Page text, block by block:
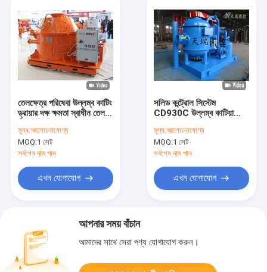
তেলক্ষেত্র পরিষেবা উল্লম্ব কাটিং
ড্রায়ার দক্ষ ক্ষমতা স্বাধীন তেল
মূল্য:আলোচনাযোগ্য
MOQ:1 সেট
সর্বশেষ দাম পান
এখন যোগাযোগ
সলিড কন্ট্রোল সিস্টেম
CD930C উল্লম্ব কাটিয়া
মূল্য:আলোচনাযোগ্য
MOQ:1 সেট
সর্বশেষ দাম পান
এখন যোগাযোগ
আপনার সময় বাঁচান
আমাদের সাথে সেরা পণ্য যোগাযোগ করুন।